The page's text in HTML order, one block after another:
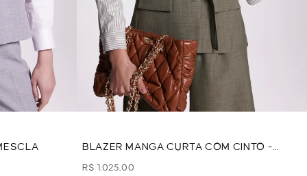
BLAZER MANGA CURTA COM CINTO -
VERDE OLIVA
R$ 1.025,00